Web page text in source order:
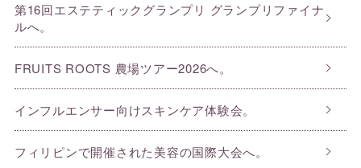
第16回エステティックグランプリ グランプリファイナ
ルへ。
FRUITS ROOTS 農場ツアー2026へ。
インフルエンサー向けスキンケア体験会。
フィリピンで開催された美容の国際大会へ。